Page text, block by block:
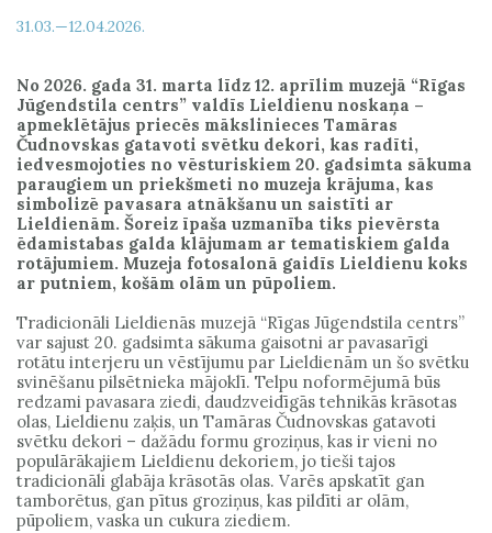
31.03.—12.04.2026.
No 2026. gada 31. marta līdz 12. aprīlim muzejā “Rīgas
Jūgendstila centrs” valdīs Lieldienu noskaņa –
apmeklētājus priecēs mākslinieces Tamāras
Čudnovskas gatavoti svētku dekori, kas radīti,
iedvesmojoties no vēsturiskiem 20. gadsimta sākuma
paraugiem un priekšmeti no muzeja krājuma, kas
simbolizē pavasara atnākšanu un saistīti ar
Lieldienām. Šoreiz īpaša uzmanība tiks pievērsta
ēdamistabas galda klājumam ar tematiskiem galda
rotājumiem. Muzeja fotosalonā gaidīs Lieldienu koks
ar putniem, košām olām un pūpoliem.
Tradicionāli Lieldienās muzejā “Rīgas Jūgendstila centrs”
var sajust 20. gadsimta sākuma gaisotni ar pavasarīgi
rotātu interjeru un vēstījumu par Lieldienām un šo svētku
svinēšanu pilsētnieka mājoklī. Telpu noformējumā būs
redzami pavasara ziedi, daudzveidīgās tehnikās krāsotas
olas, Lieldienu zaķis, un Tamāras Čudnovskas gatavoti
svētku dekori – dažādu formu groziņus, kas ir vieni no
populārākajiem Lieldienu dekoriem, jo tieši tajos
tradicionāli glabāja krāsotās olas. Varēs apskatīt gan
tamborētus, gan pītus groziņus, kas pildīti ar olām,
pūpoliem, vaska un cukura ziediem.